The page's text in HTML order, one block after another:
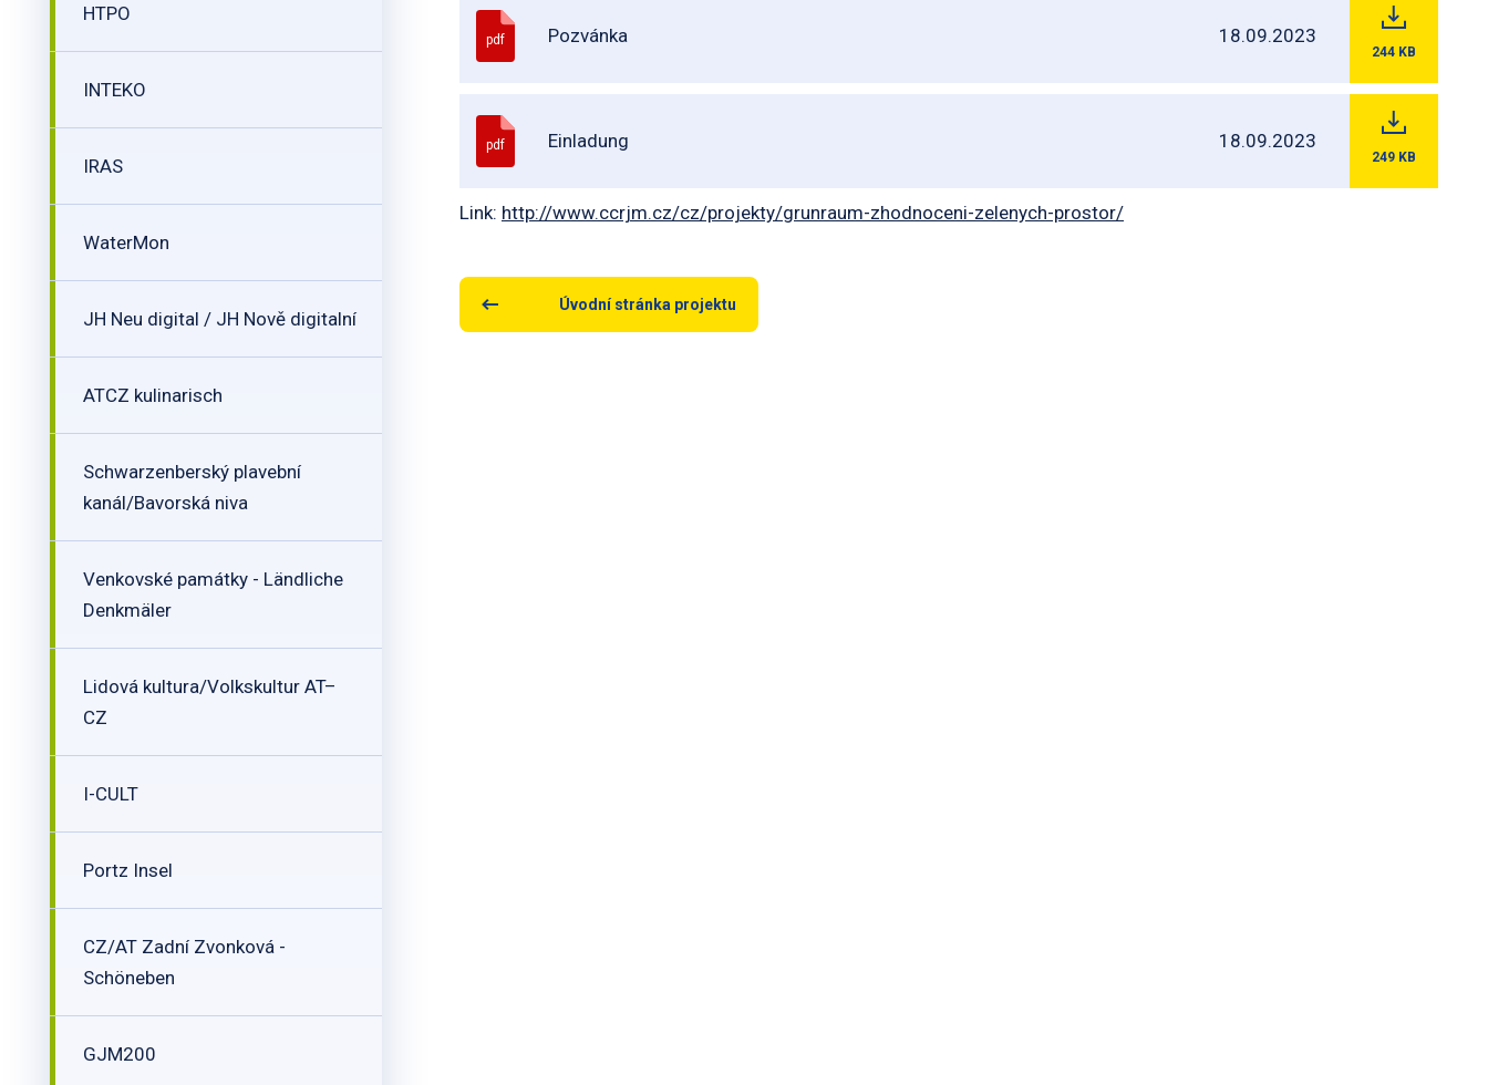
HTPO
INTEKO
IRAS
WaterMon
JH Neu digital / JH Nově digitalní
ATCZ kulinarisch
Schwarzenberský plavební
kanál/Bavorská niva
Venkovské památky - Ländliche
Denkmäler
Lidová kultura/Volkskultur AT–
CZ
I-CULT
Portz Insel
CZ/AT Zadní Zvonková -
Schöneben
GJM200
pdf Pozvánka 18.09.2023
244 KB
pdf Einladung 18.09.2023
249 KB
Link: http://www.ccrjm.cz/cz/projekty/grunraum-zhodnoceni-zelenych-prostor/
Úvodní stránka projektu